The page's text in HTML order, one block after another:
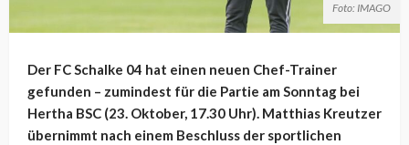
Foto: IMAGO
Der FC Schalke 04 hat einen neuen Chef-Trainer
gefunden – zumindest für die Partie am Sonntag bei
Hertha BSC (23. Oktober, 17.30 Uhr). Matthias Kreutzer
übernimmt nach einem Beschluss der sportlichen